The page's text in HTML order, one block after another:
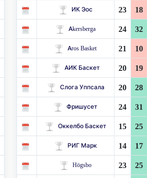
ИК Эос 23 18
Akersberga 24 32
Aros Basket 21 10
АИК Баскет 20 19
Слога Уппсала 20 28
Фришусет 24 31
Оккелбо Баскет 15 25
РИГ Марк 14 17
Högsbo 23 25